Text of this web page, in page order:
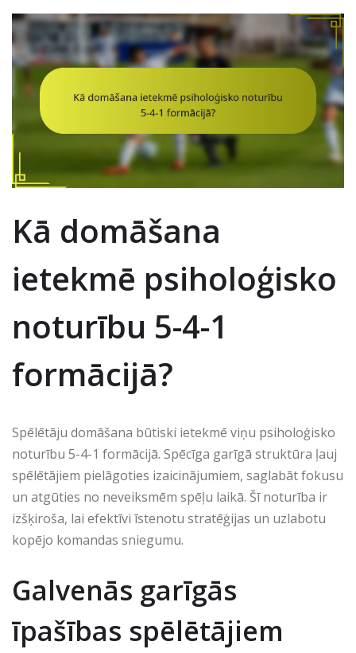
Kā domāšana
ietekmē psiholoģisko
noturību 5-4-1
formācijā?
Spēlētāju domāšana būtiski ietekmē viņu psiholoģisko
noturību 5-4-1 formācijā. Spēcīga garīgā struktūra ļauj
spēlētājiem pielāgoties izaicinājumiem, saglabāt fokusu
un atgūties no neveiksmēm spēļu laikā. Šī noturība ir
izšķiroša, lai efektīvi īstenotu stratēģijas un uzlabotu
kopējo komandas sniegumu.
Galvenās garīgās
īpašības spēlētājiem